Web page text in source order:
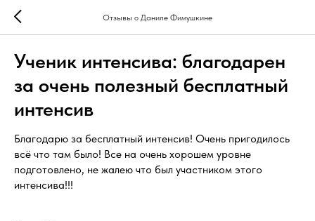
Отзывы о Даниле Фимушкине
Ученик интенсива: благодарен
за очень полезный бесплатный
интенсив
Благодарю за бесплатный интенсив! Очень пригодилось
всё что там было! Все на очень хорошем уровне
подготовлено, не жалею что был участником этого
интенсива!!!